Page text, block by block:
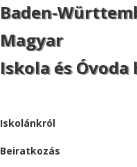
Baden-
Magyar
Iskola és
Iskolánkról
Beiratkozás